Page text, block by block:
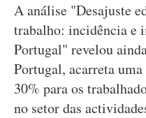
A análise "Desajuste
trabalho: incidência e
Portugal" revelou
Portugal, acarreta
30% para os
no setor das